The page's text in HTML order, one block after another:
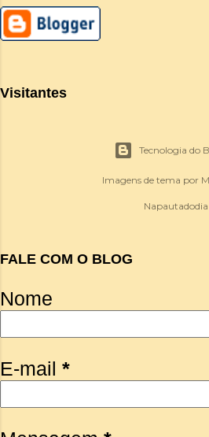
Visitantes
Tecnologia do
Imagens de tema por
Napautadodia
FALE COM O BLOG
Nome
E-mail *